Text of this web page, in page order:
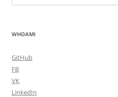
for:
WHOAMI
GitHub
FB
VK
LinkedIn